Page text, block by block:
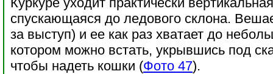
спускающаяся до ледового склона.
за выступ) и ее как раз хватает до
котором можно встать, укрывшись под
чтобы надеть кошки (Фото 47).